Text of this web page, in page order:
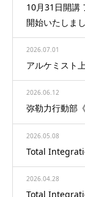
10月31日開講
開始いたしま
2026.07.01
アルケミスト
2026.06.12
弥勒力行動部
2026.05.08
Total
2026.04.28
Total